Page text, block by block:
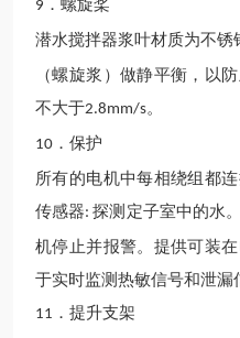
9 ．螺旋桨
潜水搅拌器浆叶材质为不锈
（螺旋浆）做静平衡，以
不大于2.8mm/s。
10 ．保护
所有的电机中每相绕组都
传感器:探测定子室中的水
机停止并报警。提供可装
于实时监测热敏信号和泄漏
11 ．提升支架